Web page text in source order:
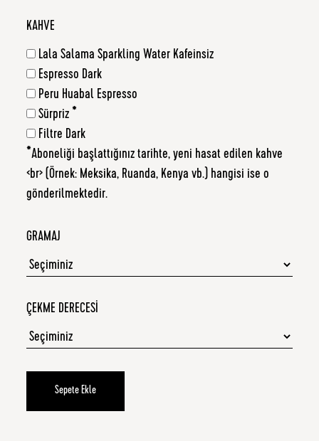
KAHVE
Lala Salama Sparkling Water Kafeinsiz
Espresso Dark
Peru Huabal Espresso
Sürpriz *
Filtre Dark
*Aboneliği başlattığınız tarihte, yeni hasat edilen kahve
<br> (Örnek: Meksika, Ruanda, Kenya vb.) hangisi ise o
gönderilmektedir.
GRAMAJ
ÇEKME DERECESI
Sepete Ekle